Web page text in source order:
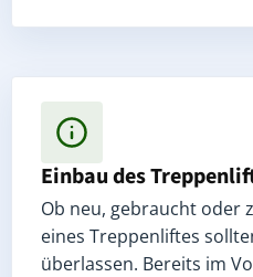
Einbau des
Ob neu, gebraucht oder
eines Treppenliftes
überlassen. Bereits im